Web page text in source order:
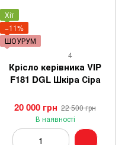
Хіт
−11%
ШОУРУМ
4
Крісло керівника VIP
F181 DGL Шкіра Сіра
20 000 грн 22 500 грн
В наявності